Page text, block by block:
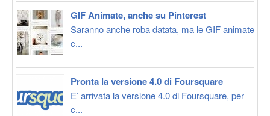
GIF Animate, anche su Pinterest
Saranno anche roba datata, ma le GIF animate
c...
Pronta la versione 4.0 di Foursquare
E’ arrivata la versione 4.0 di Foursquare, per
c...